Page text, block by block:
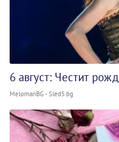
6 август: Честит
MelomanBG - Sled5.bg